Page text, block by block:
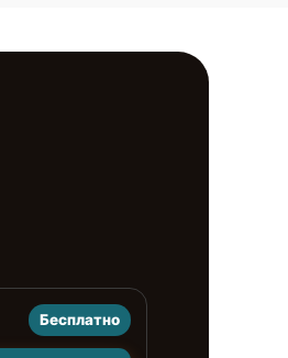
Бесплатно